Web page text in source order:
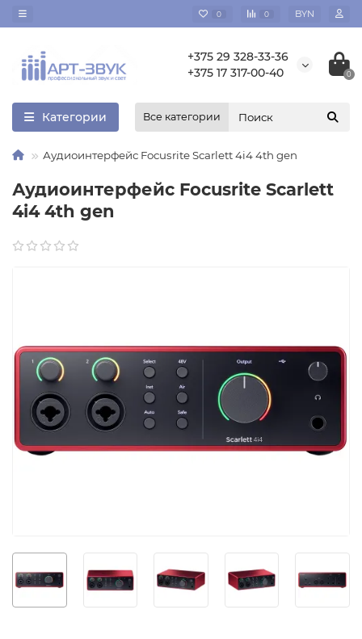
0 0 BYN
+375 29 328-33-36
+375 17 317-00-40
0
Категории Все категории
Аудиоинтерфейс Focusrite Scarlett 4i4 4th gen
Аудиоинтерфейс Focusrite Scarlett
4i4 4th gen